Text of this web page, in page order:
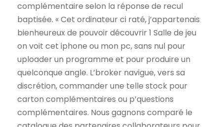
complémentaire selon la réponse de recul
baptisée. « Cet ordinateur ci raté, j’appartenais
bienheureux de pouvoir découvrir 1 Salle de jeu
on voit cet iphone ou mon pc, sans nul pour
uploader un programme et pour produire un
quelconque angle. L’broker navigue, vers sa
discrétion, commander une telle stock pour
carton complémentaires ou p’questions
complémentaires. Nous gagnons comparé le